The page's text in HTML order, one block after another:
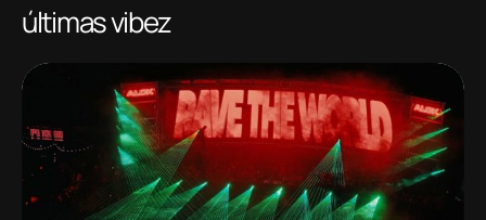
últimas vibez